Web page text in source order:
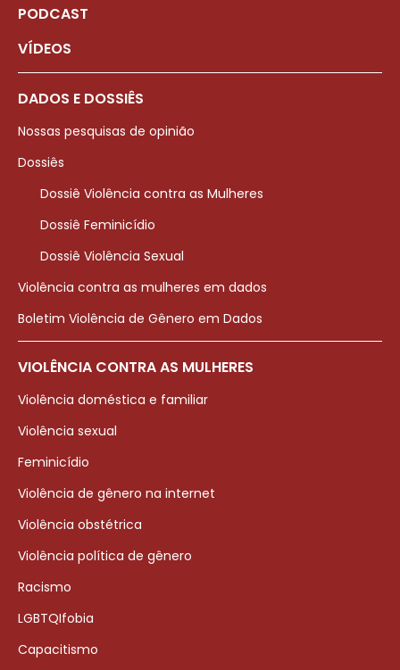
PODCAST
VÍDEOS
DADOS E DOSSIÊS
Nossas pesquisas de opinião
Dossiês
Dossiê Violência contra as Mulheres
Dossiê Feminicídio
Dossiê Violência Sexual
Violência contra as mulheres em dados
Boletim Violência de Gênero em Dados
VIOLÊNCIA CONTRA AS MULHERES
Violência doméstica e familiar
Violência sexual
Feminicídio
Violência de gênero na internet
Violência obstétrica
Violência política de gênero
Racismo
LGBTQIfobia
Capacitismo